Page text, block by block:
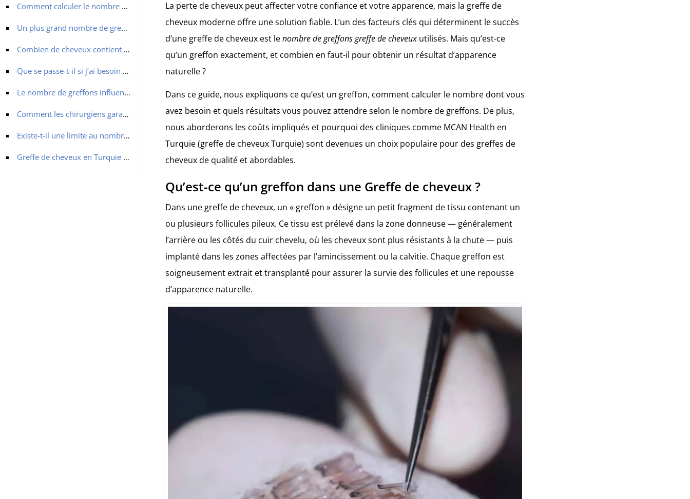
Comment calculer le nombre de greffons nécessaires pour ma couronne ?
Un plus grand nombre de greffons garantit-il une meilleure densité capillaire ?
Combien de cheveux contient typiquement 1 greffon ?
Que se passe-t-il si j’ai besoin de greffons supplémentaires à l’avenir ?
Le nombre de greffons influence-t-il le coût de la greffe de cheveux ?
Comment les chirurgiens garantissent-ils une répartition uniforme des greffons ?
Existe-t-il une limite au nombre de greffons qui peuvent être extraits de la zone donneuse ?
Greffe de cheveux en Turquie : greffons illimités avec MCAN Health
La perte de cheveux peut affecter votre confiance et votre apparence, mais la greffe de
cheveux moderne offre une solution fiable. L’un des facteurs clés qui déterminent le succès
d’une greffe de cheveux est lenombre de greffons greffe de cheveux utilisés. Mais qu’est-ce
qu’un greffon exactement, et combien en faut-il pour obtenir un résultat d’apparence
naturelle ?
Dans ce guide, nous expliquons ce qu’est un greffon, comment calculer le nombre dont vous
avez besoin et quels résultats vous pouvez attendre selon le nombre de greffons. De plus,
nous aborderons les coûts impliqués et pourquoi des cliniques comme MCAN Health en
Turquie (greffe de cheveux Turquie) sont devenues un choix populaire pour des greffes de
cheveux de qualité et abordables​​​.
Qu’est-ce qu’un greffon dans une Greffe de cheveux ?
Dans une greffe de cheveux, un « greffon » désigne un petit fragment de tissu contenant un
ou plusieurs follicules pileux. Ce tissu est prélevé dans la zone donneuse — généralement
l’arrière ou les côtés du cuir chevelu, où les cheveux sont plus résistants à la chute — puis
implanté dans les zones affectées par l’amincissement ou la calvitie. Chaque greffon est
soigneusement extrait et transplanté pour assurer la survie des follicules et une repousse
d’apparence naturelle.